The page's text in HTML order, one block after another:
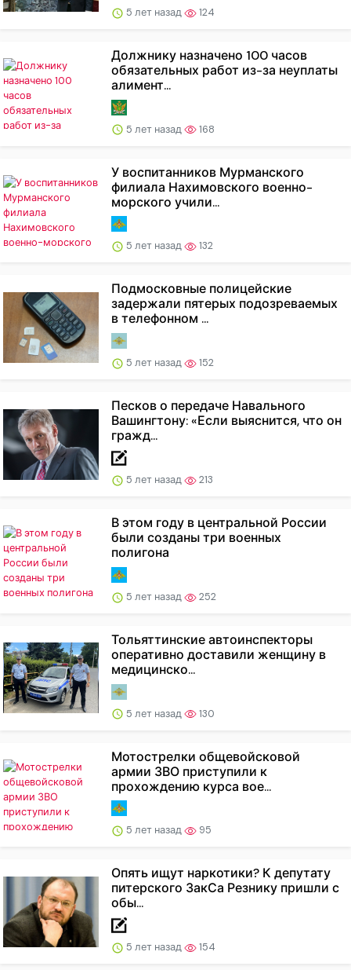
5 лет назад 124
Должнику назначено 100 часов
обязательных работ из-за неуплаты
алимент...
5 лет назад 168
У воспитанников Мурманского
филиала Нахимовского военно-
морского учили...
5 лет назад 132
Подмосковные полицейские
задержали пятерых подозреваемых
в телефонном ...
5 лет назад 152
Песков о передаче Навального
Вашингтону: «Если выяснится, что он
гражд...
5 лет назад 213
В этом году в центральной России
были созданы три военных
полигона
5 лет назад 252
Тольяттинские автоинспекторы
оперативно доставили женщину в
медицинско...
5 лет назад 130
Мотострелки общевойсковой
армии ЗВО приступили к
прохождению курса вое...
5 лет назад 95
Опять ищут наркотики? К депутату
питерского ЗакСа Резнику пришли с
обы...
5 лет назад 154